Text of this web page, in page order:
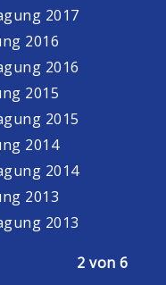
2017
2016
2016
2015
2015
2014
2014
2013
2013
2 von 6